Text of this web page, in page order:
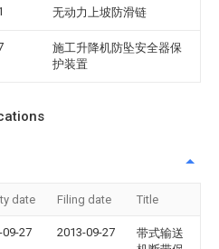
无动力上坡防滑链
施工升降机防坠安全器保
护装置
date Filing date Title
09-27 2013-09-27
带式输送